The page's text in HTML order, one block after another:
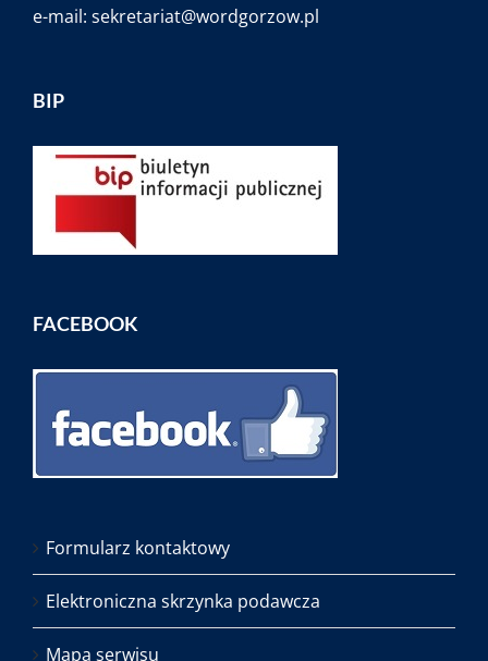
e-mail: sekretariat@wordgorzow.pl
BIP
FACEBOOK
Formularz kontaktowy
Elektroniczna skrzynka podawcza
Mapa serwisu